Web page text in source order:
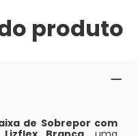
produto
de Sobrepor com